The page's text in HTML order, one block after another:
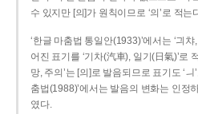
수 있지만 [의]가 원칙이므로 ‘의’로 적는
‘한글 마춤법 통일안(1933)’에서는 ‘긔
어진 표기를 ‘기차(汽車), 일기(日氣)’로
망, 주의’는 [의]로 발음되므로 표기도 ‘
춤법(1988)’에서는 발음의 변화는 인정
였다.